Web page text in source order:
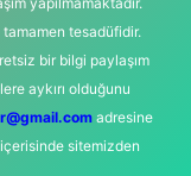
tesadüfidir.
bir bilgi paylaşım
aykırı olduğunu
adresine
sitemizden